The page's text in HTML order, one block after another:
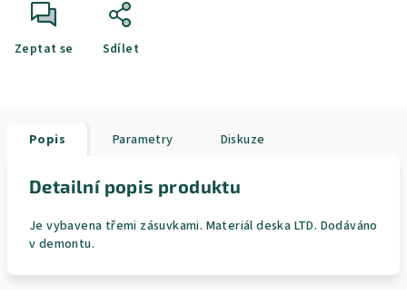
Zeptat se Sdílet
Popis Parametry Diskuze
Detailní popis produktu
Je vybavena třemi zásuvkami. Materiál deska LTD. Dodáváno
v demontu.